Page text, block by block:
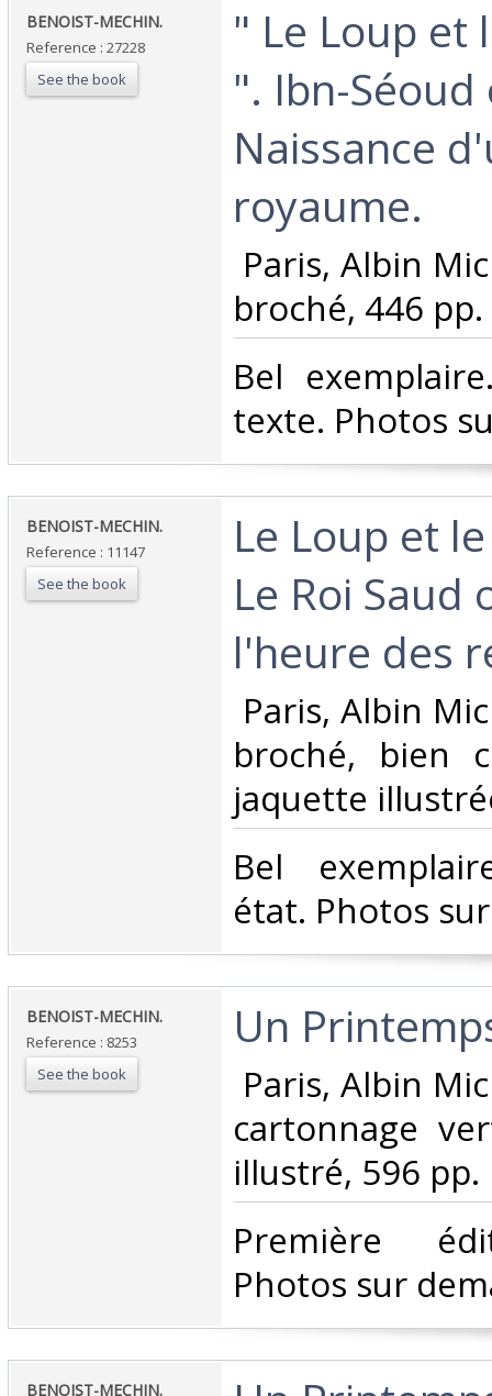
‎BENOIST-MECHIN.‎
Reference : 27228
See the book
‎" Le Loup et
". Ibn-Séoud
Naissance
royaume.‎
Paris, Albin
broché, 446 pp. ‎
‎Bel
texte. Photos
‎BENOIST-MECHIN.‎
Reference : 11147
See the book
‎Le Loup et
Le Roi Saud
l'heure des
Paris, Albin
broché, bien
jaquette
‎Bel
état. Photos
‎BENOIST-MECHIN.‎
Reference : 8253
See the book
‎Un
Paris, Albin
cartonnage
illustré, 596 pp. ‎
‎Première
Photos sur
‎BENOIST-MECHIN.‎